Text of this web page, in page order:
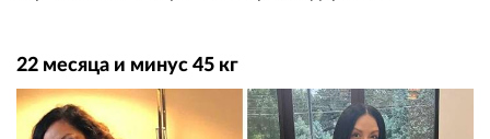
22 месяца и минус 45 кг